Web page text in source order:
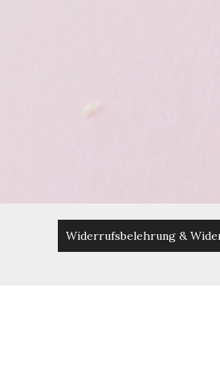
Widerrufsbelehrung &